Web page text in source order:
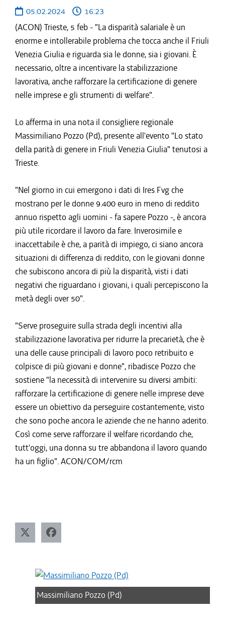
05.02.2024
16:23
(ACON) Trieste, 5 feb - "La disparità salariale è un
enorme e intollerabile problema che tocca anche il Friuli
Venezia Giulia e riguarda sia le donne, sia i giovani. È
necessario, oltre a incentivare la stabilizzazione
lavorativa, anche rafforzare la certificazione di genere
nelle imprese e gli strumenti di welfare".
Lo afferma in una nota il consigliere regionale
Massimiliano Pozzo (Pd), presente all'evento "Lo stato
della parità di genere in Friuli Venezia Giulia" tenutosi a
Trieste.
"Nel giorno in cui emergono i dati di Ires Fvg che
mostrano per le donne 9.400 euro in meno di reddito
annuo rispetto agli uomini - fa sapere Pozzo -, è ancora
più utile ricordare il lavoro da fare. Inverosimile e
inaccettabile è che, a parità di impiego, ci siano ancora
situazioni di differenza di reddito, con le giovani donne
che subiscono ancora di più la disparità, visti i dati
negativi che riguardano i giovani, i quali percepiscono la
metà degli over 50".
"Serve proseguire sulla strada degli incentivi alla
stabilizzazione lavorativa per ridurre la precarietà, che è
una delle cause principali di lavoro poco retribuito e
colpisce di più giovani e donne", ribadisce Pozzo che
sostiene "la necessità di intervenire su diversi ambiti:
rafforzare la certificazione di genere nelle imprese deve
essere un obiettivo da perseguire costantemente, visto
che sono poche ancora le aziende che ne hanno aderito.
Così come serve rafforzare il welfare ricordando che,
tutt'oggi, una donna su tre abbandona il lavoro quando
ha un figlio". ACON/COM/rcm
Massimiliano Pozzo (Pd)